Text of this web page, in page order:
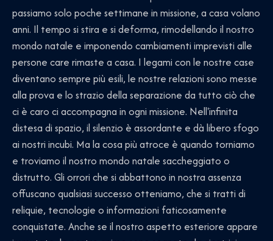
passiamo solo poche settimane in missione, a casa volano
anni. Il tempo si stira e si deforma, rimodellando il nostro
mondo natale e imponendo cambiamenti imprevisti alle
persone care rimaste a casa. I legami con le nostre case
diventano sempre più esili, le nostre relazioni sono messe
alla prova e lo strazio della separazione da tutto ciò che
ci è caro ci accompagna in ogni missione. Nell'infinita
distesa di spazio, il silenzio è assordante e dà libero sfogo
ai nostri incubi. Ma la cosa più atroce è quando torniamo
e troviamo il nostro mondo natale saccheggiato o
distrutto. Gli orrori che si abbattono in nostra assenza
offuscano qualsiasi successo otteniamo, che si tratti di
reliquie, tecnologie o informazioni faticosamente
conquistate. Anche se il nostro aspetto esteriore appare